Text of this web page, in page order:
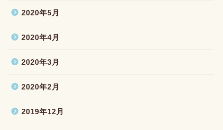
2020年5月
2020年4月
2020年3月
2020年2月
2019年12月